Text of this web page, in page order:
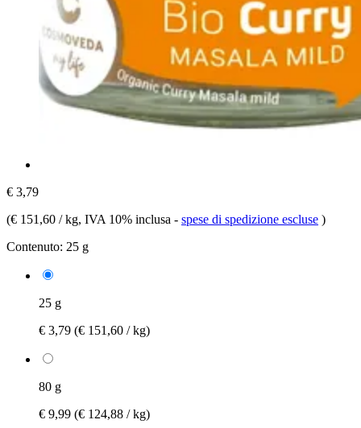
€ 3,79
(€ 151,60 / kg, IVA 10% inclusa - spese di spedizione escluse )
Contenuto: 25 g
25 g
€ 3,79 (€ 151,60 / kg)
80 g
€ 9,99 (€ 124,88 / kg)